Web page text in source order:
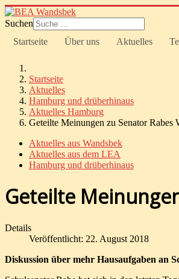
Suchen
Startseite
Über uns Aktuelles
Startseite
Aktuelles
Hamburg und drüberhinaus
Aktuelles Hamburg
Geteilte Meinungen zu Senator Rabes
Aktuelles aus Wandsbek
Aktuelles aus dem LEA
Hamburg und drüberhinaus
Geteilte
Details
Veröffentlicht: 22. August 2018
Diskussion über mehr Hausaufgaben an